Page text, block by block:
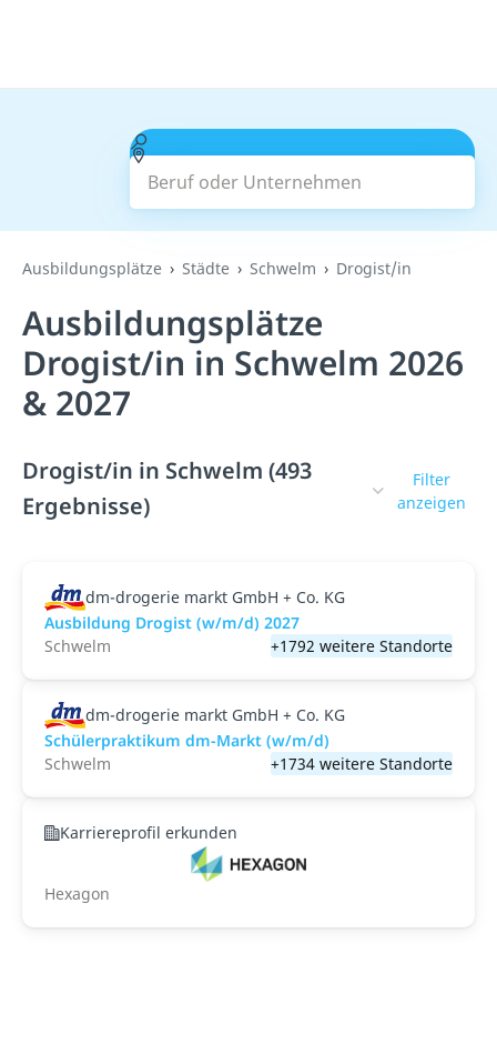
Beruf oder Unternehmen
Suchen
Ausbildungsplätze Städte Schwelm Drogist/in
Ausbildungsplätze
Drogist/in in Schwelm 2026
& 2027
Drogist/in in Schwelm (493
Ergebnisse)
Filter
anzeigen
dm-drogerie markt GmbH + Co. KG
Ausbildung Drogist (w/m/d) 2027
Schwelm
+1792 weitere Standorte
dm-drogerie markt GmbH + Co. KG
Schülerpraktikum dm-Markt (w/m/d)
Schwelm
+1734 weitere Standorte
Karriereprofil erkunden
Hexagon